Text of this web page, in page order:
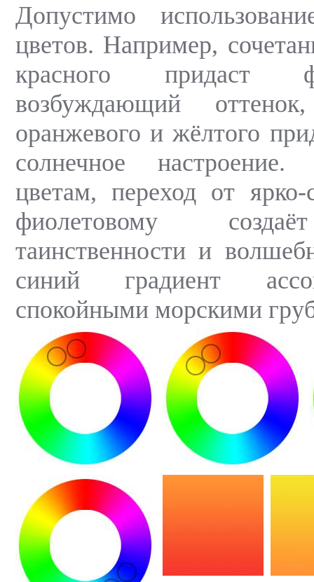
Допустимо
цветов. Например,
красного придаст
возбуждающий
оранжевого и жёлтого
солнечное
цветам, переход от
фиолетовому
таинственности и
синий градиент
спокойными морскими